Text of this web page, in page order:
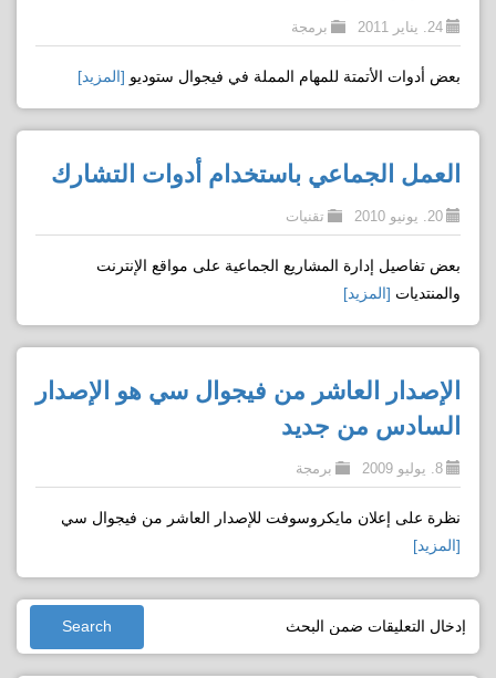
24. يناير 2011 برمجة
بعض أدوات الأتمتة للمهام المملة في فيجوال ستوديو [المزيد]
العمل الجماعي باستخدام أدوات التشارك
20. يونيو 2010 تقنيات
بعض تفاصيل إدارة المشاريع الجماعية على مواقع الإنترنت
والمنتديات [المزيد]
الإصدار العاشر من فيجوال سي هو الإصدار
السادس من جديد
8. يوليو 2009 برمجة
نظرة على إعلان مايكروسوفت للإصدار العاشر من فيجوال سي
[المزيد]